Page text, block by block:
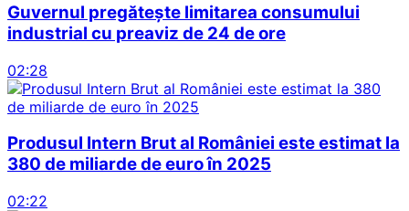
Guvernul pregătește limitarea consumului
industrial cu preaviz de 24 de ore
02:28
Produsul Intern Brut al României este estimat la
380 de miliarde de euro în 2025
02:22